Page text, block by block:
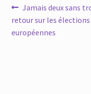
Navigation
de
Article
précédent :
Jamais deux sans
retour sur les élections
européennes